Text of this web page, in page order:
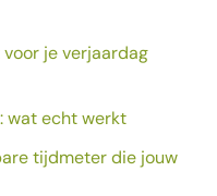
je verjaardag
wat echt werkt
tijdmeter die jouw